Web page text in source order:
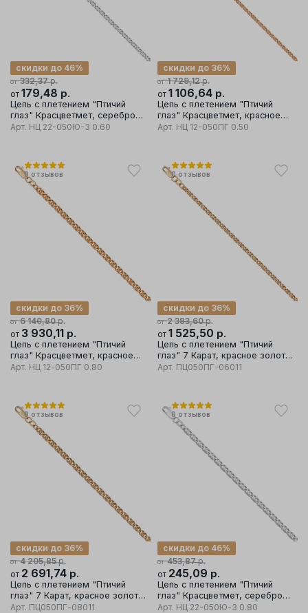
от 332,37р.
скидки до 46%
от 179,48 р.
Цепь с плетением "Птичий
глаз" Красцветмет, серебро
925 проба
Арт. НЦ 22-050Ю-3 0.60
от 1 729,12р.
скидки до 36%
от 1 106,64 р.
Цепь с плетением "Птичий
глаз" Красцветмет, красное
золото 585 проба
Арт. НЦ 12-050ПГ 0.50
0 отзывов
от 6 140,80р.
скидки до 36%
от 3 930,11 р.
Цепь с плетением "Птичий
глаз" Красцветмет, красное
золото 585 проба
Арт. НЦ 12-050ПГ 0.80
0 отзывов
от 2 383,60р.
скидки до 36%
от 1 525,50 р.
Цепь с плетением "Птичий
глаз" 7 Карат, красное золото
585 проба
Арт. ПЦ050ПГ-06011
0 отзывов
от 4 205,85р.
скидки до 36%
от 2 691,74 р.
Цепь с плетением "Птичий
глаз" 7 Карат, красное золото
585 проба
Арт. ПЦ050ПГ-08011
0 отзывов
от 453,87р.
скидки до 46%
от 245,09 р.
Цепь с плетением "Птичий
глаз" Красцветмет, серебро
925 проба
Арт. НЦ 22-050Ю-3 0.80